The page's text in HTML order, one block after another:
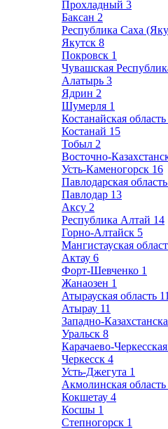
Прохладный 3
Баксан 2
Республика Саха
Якутск 8
Покровск 1
Чувашская
Алатырь 3
Ядрин 2
Шумерля 1
Костанайская область
Костанай 15
Тобыл 2
Восточно-
Усть-Каменогорск 16
Павлодарская область
Павлодар 13
Аксу 2
Республика Алтай 14
Горно-Алтайск 5
Мангистауская
Актау 6
Форт-Шевченко 1
Жанаозен 1
Атырауская область 11
Атырау 11
Западно-
Уральск 8
Карачаево-
Черкесск 4
Усть-Джегута 1
Акмолинская область
Кокшетау 4
Косшы 1
Степногорск 1